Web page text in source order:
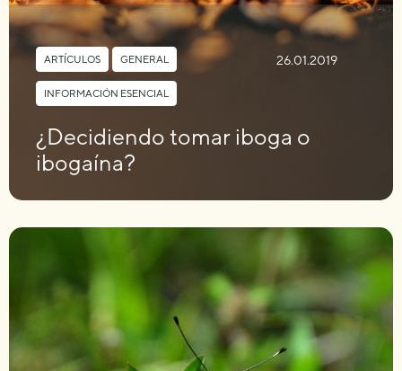
ARTÍCULOS GENERAL
INFORMACIÓN ESENCIAL
26.01.2019
¿Decidiendo tomar iboga o
ibogaína?